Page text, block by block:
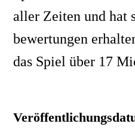
aller Zeiten und hat
bewertungen
das Spiel über 17